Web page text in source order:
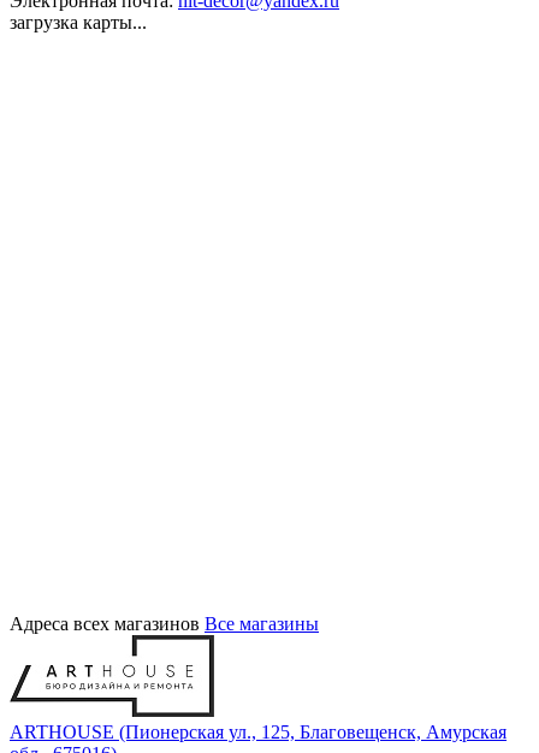
загрузка карты...
Адреса всех магазинов Все магазины
ARTHOUSE (Пионерская ул., 125, Благовещенск, Амурская